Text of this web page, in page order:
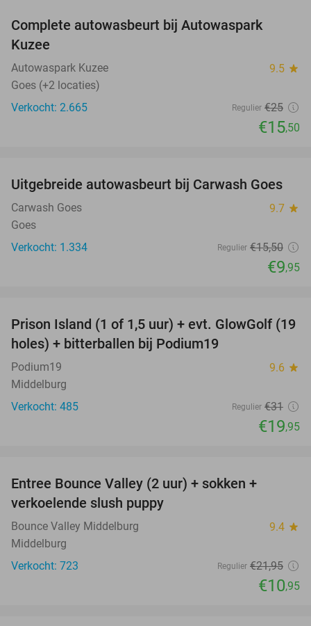
Complete autowasbeurt bij Autowaspark
Kuzee
Autowaspark Kuzee 9.5 star
Goes (+2 locaties)
Verkocht: 2.665
Regulier €25
€15,50
36%
Uitgebreide autowasbeurt bij Carwash Goes
Carwash Goes 9.7 star
Goes
Verkocht: 1.334
Regulier €15,50
€9,95
36%
Prison Island (1 of 1,5 uur) + evt. GlowGolf (19
holes) + bitterballen bij Podium19
Podium19 9.6 star
Middelburg
Verkocht: 485
Regulier €31
€19,95
Entree Bounce Valley (2 uur) + sokken +
verkoelende slush puppy
Bounce Valley Middelburg 9.4 star
Middelburg
Verkocht: 723
Regulier €21,95
€10,95